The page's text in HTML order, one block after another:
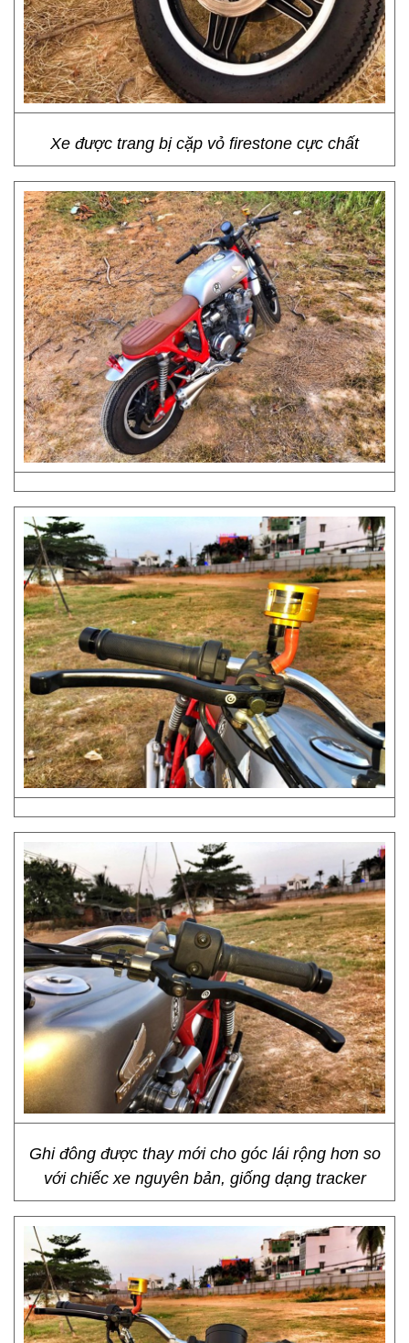
Xe được trang bị cặp vỏ firestone cực chất
Ghi đông được thay mới cho góc lái rộng hơn so
với chiếc xe nguyên bản, giống dạng tracker